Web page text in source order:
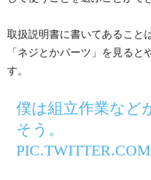
取扱説明書に書いてあること
「ネジとかパーツ」を見る
す。
僕は組立作業など
そう。